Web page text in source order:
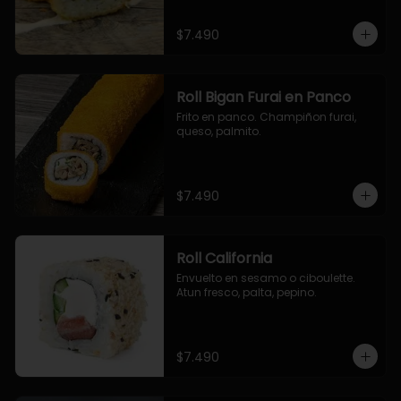
$7.490
Roll Bigan Furai en Panco
Frito en panco. Champiñon furai,
queso, palmito.
$7.490
Roll California
Envuelto en sesamo o ciboulette.
Atun fresco, palta, pepino.
$7.490